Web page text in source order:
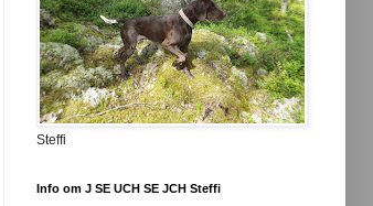
Steffi
Info om J SE UCH SE JCH Steffi